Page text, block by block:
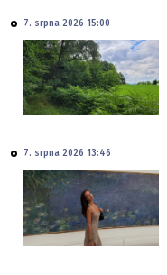
7. srpna 2026 15:00
7. srpna 2026 13:46